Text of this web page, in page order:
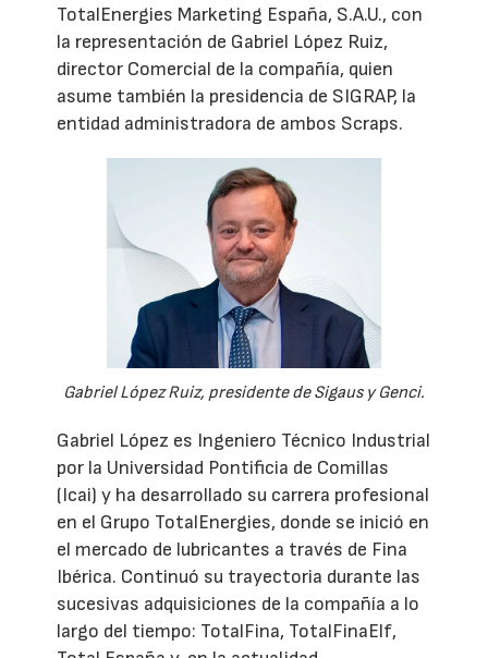
TotalEnergies Marketing España, S.A.U., con
la representación de Gabriel López Ruiz,
director Comercial de la compañía, quien
asume también la presidencia de SIGRAP, la
entidad administradora de ambos Scraps.
Gabriel López Ruiz, presidente de Sigaus y Genci.
Gabriel López es Ingeniero Técnico Industrial
por la Universidad Pontificia de Comillas
(Icai) y ha desarrollado su carrera profesional
en el Grupo TotalEnergies, donde se inició en
el mercado de lubricantes a través de Fina
Ibérica. Continuó su trayectoria durante las
sucesivas adquisiciones de la compañía a lo
largo del tiempo: TotalFina, TotalFinaElf,